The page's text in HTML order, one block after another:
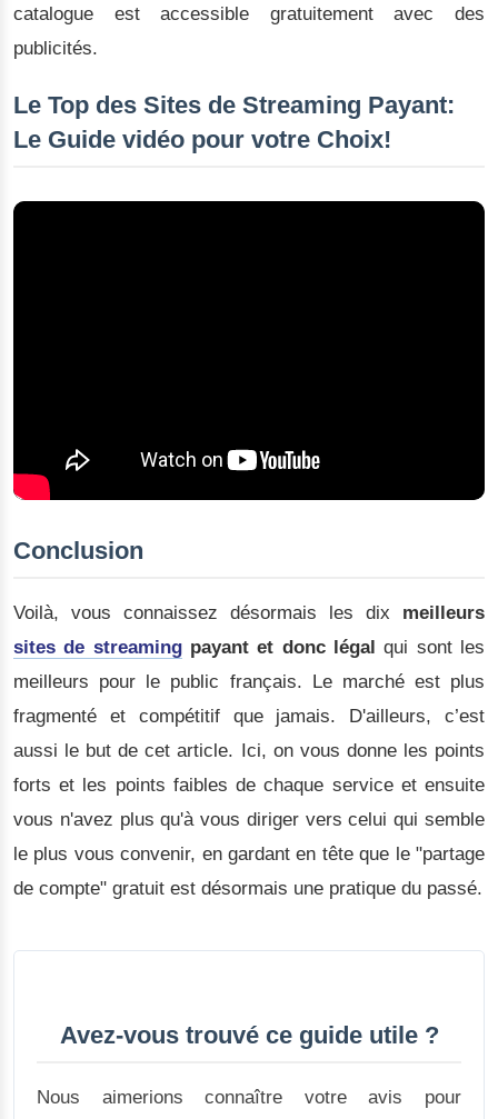
catalogue est accessible gratuitement avec des
publicités.
Le Top des Sites de Streaming Payant:
Le Guide vidéo pour votre Choix!
Conclusion
Voilà, vous connaissez désormais les dix meilleurs
sites de streamingpayant et donc légal qui sont les
meilleurs pour le public français. Le marché est plus
fragmenté et compétitif que jamais. D'ailleurs, c’est
aussi le but de cet article. Ici, on vous donne les points
forts et les points faibles de chaque service et ensuite
vous n'avez plus qu'à vous diriger vers celui qui semble
le plus vous convenir, en gardant en tête que le "partage
de compte" gratuit est désormais une pratique du passé.
Avez-vous trouvé ce guide utile ?
Nous aimerions connaître votre avis pour